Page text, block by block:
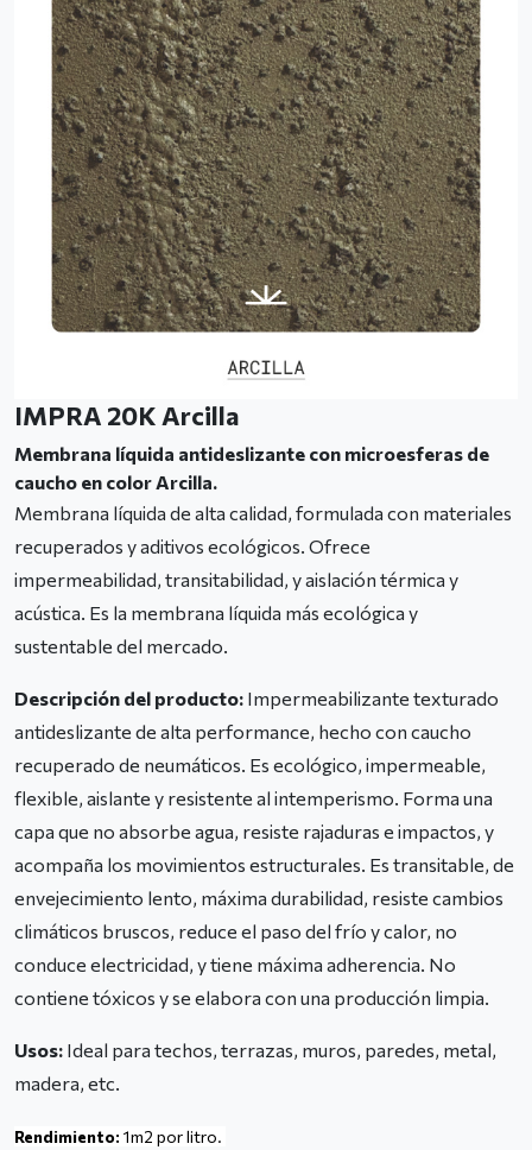
IMPRA 20K Arcilla
Membrana líquida antideslizante con microesferas de
caucho en color Arcilla.
Membrana líquida de alta calidad, formulada con materiales
recuperados y aditivos ecológicos. Ofrece
impermeabilidad, transitabilidad, y aislación térmica y
acústica. Es la membrana líquida más ecológica y
sustentable del mercado.
Descripción del producto: Impermeabilizante texturado
antideslizante de alta performance, hecho con caucho
recuperado de neumáticos. Es ecológico, impermeable,
flexible, aislante y resistente al intemperismo. Forma una
capa que no absorbe agua, resiste rajaduras e impactos, y
acompaña los movimientos estructurales. Es transitable, de
envejecimiento lento, máxima durabilidad, resiste cambios
climáticos bruscos, reduce el paso del frío y calor, no
conduce electricidad, y tiene máxima adherencia. No
contiene tóxicos y se elabora con una producción limpia.
Usos: Ideal para techos, terrazas, muros, paredes, metal,
madera, etc.
Rendimiento: 1m2 por litro.